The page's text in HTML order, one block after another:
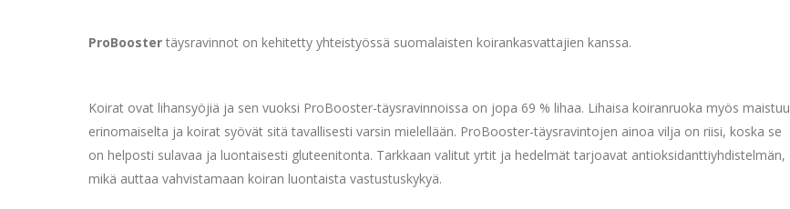
ProBooster täysravinnot on kehitetty yhteistyössä suomalaisten koirankasvattajien kanssa.
Koirat ovat lihansyöjiä ja sen vuoksi ProBooster-täysravinnoissa on jopa 69 % lihaa. Lihaisa koiranruoka myös maistuu
erinomaiselta ja koirat syövät sitä tavallisesti varsin mielellään. ProBooster-täysravintojen ainoa vilja on riisi, koska se
on helposti sulavaa ja luontaisesti gluteenitonta. Tarkkaan valitut yrtit ja hedelmät tarjoavat antioksidanttiyhdistelmän,
mikä auttaa vahvistamaan koiran luontaista vastustuskykyä.